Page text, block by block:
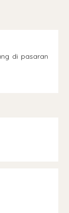
di pasaran